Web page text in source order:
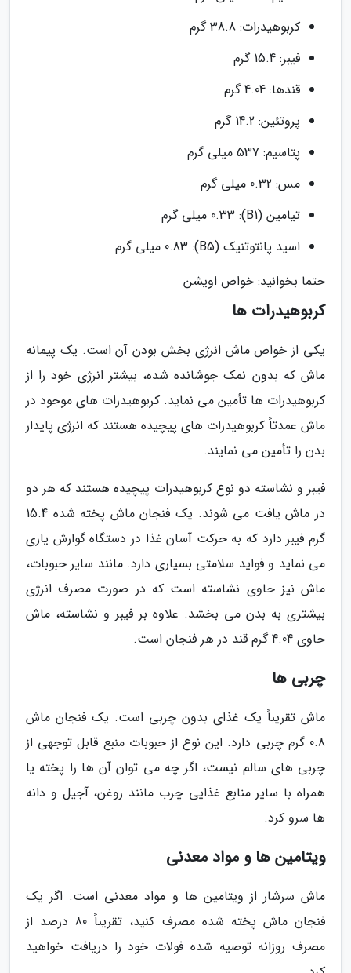
کربوهیدرات: 38.8 گرم
فیبر: 15.4 گرم
قندها: 4.04 گرم
پروتئین: 14.2 گرم
پتاسیم: 537 میلی گرم
مس: 0.32 میلی گرم
تیامین (B1): 0.33 میلی گرم
اسید پانتوتنیک (B5): 0.83 میلی گرم
حتما بخوانید: خواص اویشن
کربوهیدرات ها
یکی از خواص ماش انرژی بخش بودن آن است. یک پیمانه
ماش که بدون نمک جوشانده شده، بیشتر انرژی خود را از
کربوهیدرات ها تأمین می نماید. کربوهیدرات های موجود در
ماش عمدتاً کربوهیدرات های پیچیده هستند که انرژی پایدار
بدن را تأمین می نمایند.
فیبر و نشاسته دو نوع کربوهیدرات پیچیده هستند که هر دو
در ماش یافت می شوند. یک فنجان ماش پخته شده 15.4
گرم فیبر دارد که به حرکت آسان غذا در دستگاه گوارش یاری
می نماید و فواید سلامتی بسیاری دارد. مانند سایر حبوبات،
ماش نیز حاوی نشاسته است که در صورت مصرف انرژی
بیشتری به بدن می بخشد. علاوه بر فیبر و نشاسته، ماش
حاوی 4.04 گرم قند در هر فنجان است.
چربی ها
ماش تقریباً یک غذای بدون چربی است. یک فنجان ماش
0.8 گرم چربی دارد. این نوع از حبوبات منبع قابل توجهی از
چربی های سالم نیست، اگر چه می توان آن ها را پخته یا
همراه با سایر منابع غذایی چرب مانند روغن، آجیل و دانه
ها سرو کرد.
ویتامین ها و مواد معدنی
ماش سرشار از ویتامین ها و مواد معدنی است. اگر یک
فنجان ماش پخته شده مصرف کنید، تقریباً 80 درصد از
مصرف روزانه توصیه شده فولات خود را دریافت خواهید